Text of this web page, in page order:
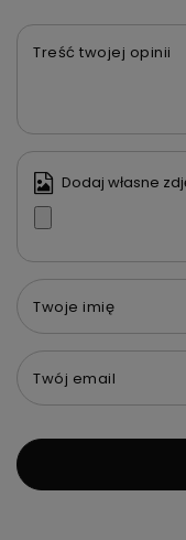
Treść twojej opinii
Dodaj własne
Twoje imię
Twój email